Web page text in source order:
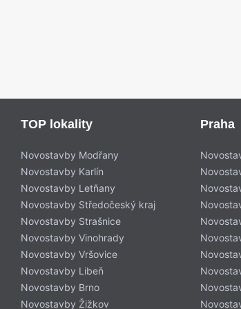
TOP lokality
Novostavby Modřany
Novostavby Karlín
Novostavby Letňany
Novostavby Středočeský kraj
Novostavby Strašnice
Novostavby Vinohrady
Novostavby Vršovice
Novostavby Libeň
Novostavby Brno
Novostavby Žižkov
Praha